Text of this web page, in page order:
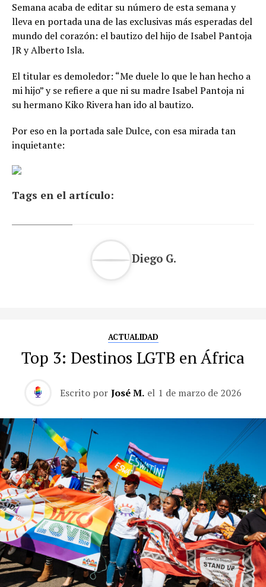
Semana acaba de editar su número de esta semana y
lleva en portada una de las exclusivas más esperadas del
mundo del corazón: el bautizo del hijo de Isabel Pantoja
JR y Alberto Isla.
El titular es demoledor: “Me duele lo que le han hecho a
mi hijo” y se refiere a que ni su madre Isabel Pantoja ni
su hermano Kiko Rivera han ido al bautizo.
Por eso en la portada sale Dulce, con esa mirada tan
inquietante:
Tags en el artículo:
Diego G.
ACTUALIDAD
Top 3: Destinos LGTB en África
Escrito por José M. el 1 de marzo de 2026